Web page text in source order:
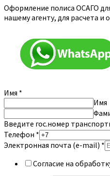
Оформление полиса ОСАГО
нашему агенту, для расчета
Имя *
Имя
Введите гос.номер
Телефон *
Электронная почта (e-mail) *
Согласие на